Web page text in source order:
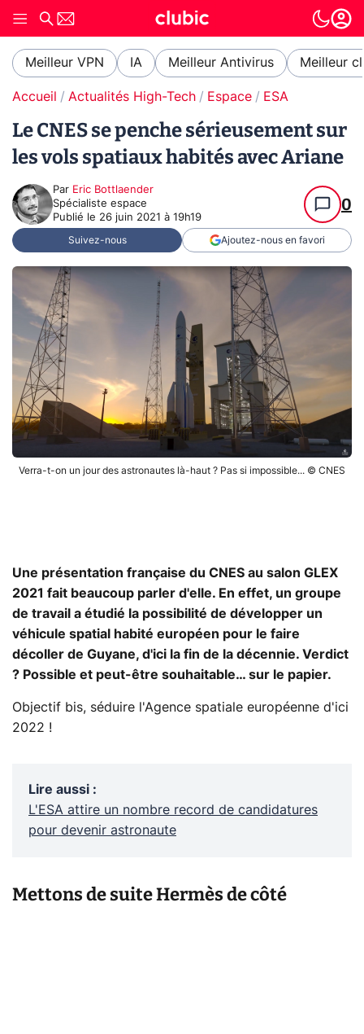
Meilleur VPN IA Meilleur Antivirus Meilleur
Accueil Actualités High-Tech Espace ESA
Le CNES se penche sérieusement sur
les vols spatiaux habités avec Ariane
Par Eric Bottlaender
Spécialiste espace
Publié le 26 juin 2021 à 19h19
0
Suivez-nous Ajoutez-nous en favori
Verra-t-on un jour des astronautes là-haut ? Pas si impossible... © CNES
Une présentation française du CNES au salon GLEX
2021 fait beaucoup parler d'elle. En effet, un groupe
de travail a étudié la possibilité de développer un
véhicule spatial habité européen pour le faire
décoller de Guyane, d'ici la fin de la décennie. Verdict
? Possible et peut-être souhaitable… sur le papier.
Objectif bis, séduire l'Agence spatiale européenne d'ici
2022 !
Lire aussi :
L'ESA attire un nombre record de candidatures
pour devenir astronaute
Mettons de suite Hermès de côté